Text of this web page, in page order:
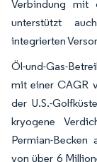
Verbindung mit
unterstützt
integrierten
Öl-und-Gas-
mit einer CAGR
der U.S.-
kryogene
Permian-Becken
von über 6